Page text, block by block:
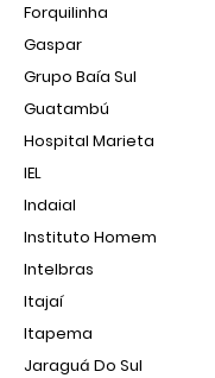
Forquilinha
Gaspar
Grupo Baía Sul
Guatambú
Hospital Marieta
IEL
Indaial
Instituto Homem
Intelbras
Itajaí
Itapema
Jaraguá Do Sul